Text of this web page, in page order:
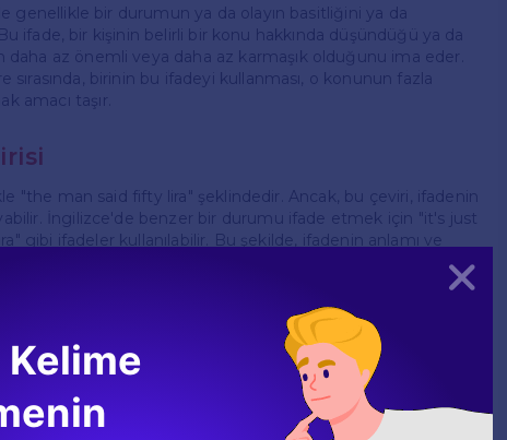
genellikle bir durumun ya da olayın basitliğini ya da
Bu ifade, bir kişinin belirli bir konu hakkında düşündüğü ya da
daha az önemli veya daha az karmaşık olduğunu ima eder.
birinin bu ifadeyi kullanması, o konunun fazla
amacı taşır.
"the man said fifty lira" şeklindedir. Ancak, bu çeviri, ifadenin
İngilizce'de benzer bir durumu ifade etmek için "it's just
gibi ifadeler kullanılabilir. Bu şekilde, ifadenin anlamı ve
esprili bir dille kullanılır. Örneğin, birisi bir ürünün fiyatını
adam" diyerek durumu hafifletebilir. Bu tür bir kullanım,
paylaşımlarında ya da günlük sohbetlerde karşımıza
durumun ciddiyetini azaltmak için de kullanılabilir.
Kapat